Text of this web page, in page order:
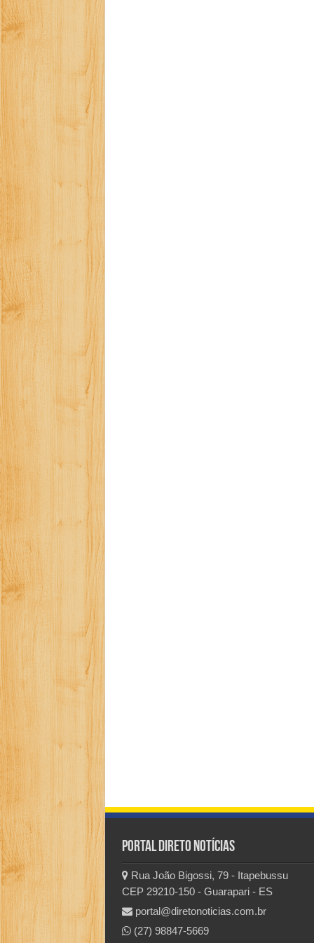
Portal Direto Notícias
Rua João Bigossi, 79 - Itapebussu
CEP 29210-150 - Guarapari - ES
portal@diretonoticias.com.br
(27) 98847-5669